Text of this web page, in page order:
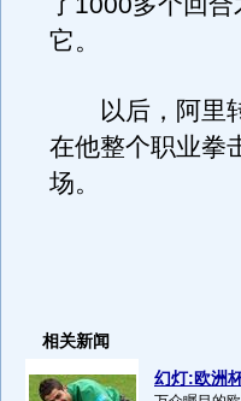
它。
以后，阿里转
在他整个职业拳
场。
相关新闻
幻灯:欧洲